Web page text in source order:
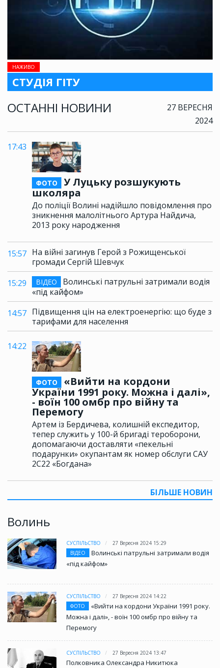
НАЖИВО
СТУДІЯ ГІТУ
ОСТАННІ НОВИНИ
27 ВЕРЕСНЯ
2024
17:43
ФОТО
У Луцьку розшукують
школяра
До поліції Волині надійшло повідомлення про
зникнення малолітнього Артура Найдича,
2013 року народження
15:57 На війні загинув Герой з Рожищенської
громади Сергій Шевчук
15:29
ВІДЕО
Волинські патрульні затримали водія
«під кайфом»
14:57 Підвищення цін на електроенергію: що буде з
тарифами для населення
14:22
ФОТО
«Вийти на кордони
України 1991 року. Можна і далі»,
- воїн 100 омбр про війну та
Перемогу
Артем із Бердичева, колишній експедитор,
тепер служить у 100-й бригаді тероборони,
допомагаючи доставляти «пекельні
подарунки» окупантам як номер обслуги САУ
2С22 «Богдана»
БІЛЬШЕ НОВИН
Волинь
СУСПІЛЬСТВО
27 Вересня 2024 15:29
ВІДЕО
Волинські патрульні затримали водія
«під кайфом»
СУСПІЛЬСТВО
27 Вересня 2024 14:22
ФОТО
«Вийти на кордони України 1991 року.
Можна і далі», - воїн 100 омбр про війну та
Перемогу
СУСПІЛЬСТВО 27 Вересня 2024 13:47
Полковника Олександра Никитюка